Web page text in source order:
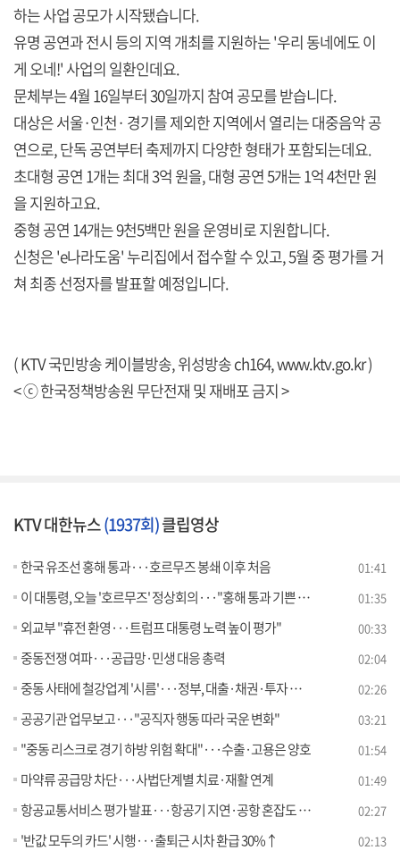
하는 사업 공모가 시작됐습니다.
유명 공연과 전시 등의 지역 개최를 지원하는 '우리 동네에도 이
게 오네!' 사업의 일환인데요.
문체부는 4월 16일부터 30일까지 참여 공모를 받습니다.
대상은 서울·인천· 경기를 제외한 지역에서 열리는 대중음악 공
연으로, 단독 공연부터 축제까지 다양한 형태가 포함되는데요.
초대형 공연 1개는 최대 3억 원을, 대형 공연 5개는 1억 4천만 원
을 지원하고요.
중형 공연 14개는 9천5백만 원을 운영비로 지원합니다.
신청은 'e나라도움' 누리집에서 접수할 수 있고, 5월 중 평가를 거
쳐 최종 선정자를 발표할 예정입니다.
( KTV 국민방송 케이블방송, 위성방송 ch164,www.ktv.go.kr)
< ⓒ 한국정책방송원 무단전재 및 재배포 금지 >
KTV 대한뉴스(1937회)클립영상
한국 유조선 홍해 통과···호르무즈 봉쇄 이후 처음 01:41
이 대통령, 오늘 '호르무즈' 정상회의···"홍해 통과 기쁜 소식" 01:35
외교부 "휴전 환영···트럼프 대통령 노력 높이 평가" 00:33
중동전쟁 여파···공급망·민생 대응 총력 02:04
중동 사태에 철강업계 '시름'···정부, 대출·채권·투자 지원 02:26
공공기관 업무보고···"공직자 행동 따라 국운 변화" 03:21
"중동 리스크로 경기 하방 위험 확대"···수출·고용은 양호 01:54
마약류 공급망 차단···사법단계별 치료·재활 연계 01:49
항공교통서비스 평가 발표···항공기 지연·공항 혼잡도 반영 02:27
'반값 모두의 카드' 시행···출퇴근 시차 환급 30%↑ 02:13